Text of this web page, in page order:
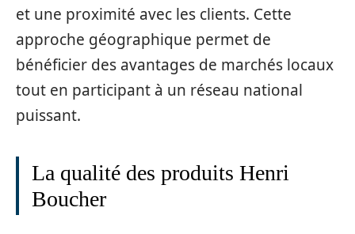
et une proximité avec les clients. Cette
approche géographique permet de
bénéficier des avantages de marchés locaux
tout en participant à un réseau national
puissant.
La qualité des produits Henri
Boucher